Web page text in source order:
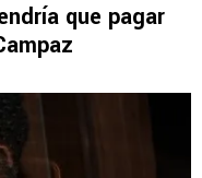
que pagar